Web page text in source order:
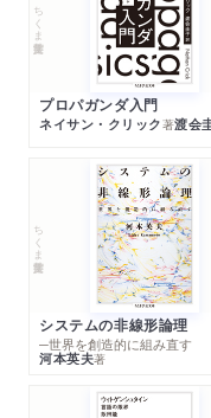
ちくま学芸文庫
プロパガンダ入門
ネイサン・クリック著渡会
ちくま学芸文庫
システムの非線形論理
─世界を創造的に組み直す
河本英夫著